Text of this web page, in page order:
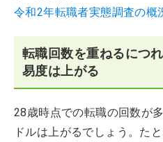
令和2年転職者実態調査の概
転職回数を重ねるにつ
易度は上がる
28歳時点での転職の回数が
ドルは上がるでしょう。た